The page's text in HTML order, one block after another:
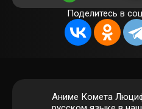
Поделитесь в
Аниме Комета